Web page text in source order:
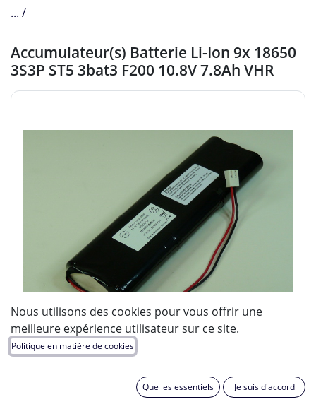
... /
Accumulateur(s) Batterie Li-Ion 9x 18650
3S3P ST5 3bat3 F200 10.8V 7.8Ah VHR
Nous utilisons des cookies pour vous offrir une
meilleure expérience utilisateur sur ce site.
Politique en matière de cookies
Que les essentiels Je suis d'accord